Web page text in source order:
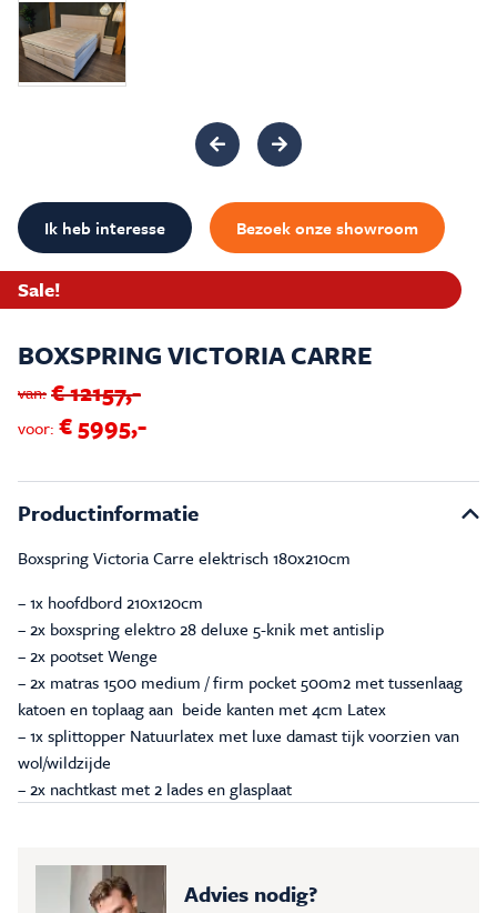
Inspiratie & Advies
Sale!
BOXSPRING VICTORIA CARRE
voor: € 5995,-
van:€ 12157,-
Ik heb interesse Bezoek onze showroom
Productinformatie
Boxspring Victoria Carre elektrisch 180x210cm
– 1x hoofdbord 210x120cm
– 2x boxspring elektro 28 deluxe 5-knik met antislip
– 2x pootset Wenge
– 2x matras 1500 medium / firm pocket 500m2 met tussenlaag
katoen en toplaag aan beide kanten met 4cm Latex
– 1x splittopper Natuurlatex met luxe damast tijk voorzien van
wol/wildzijde
– 2x nachtkast met 2 lades en glasplaat
Advies nodig?